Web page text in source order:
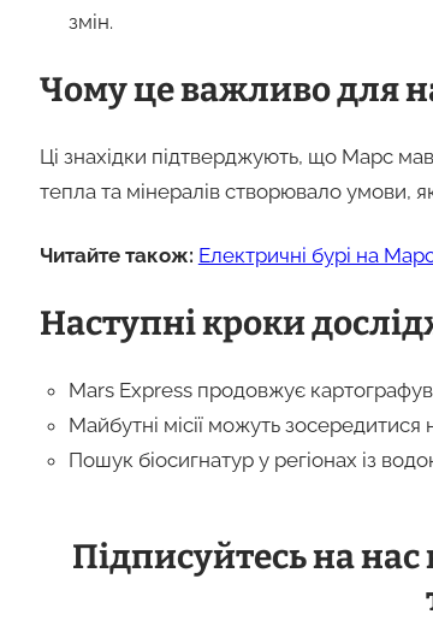
змін.
Чому це важливо для
Ці знахідки підтверджують, що Марс
тепла та мінералів створювало умови,
Читайте також: Електричні бурі на
Наступні кроки
Mars Express продовжує
Майбутні місії можуть
Пошук біосигнатур у регіонах із
Підписуйтесь на нас